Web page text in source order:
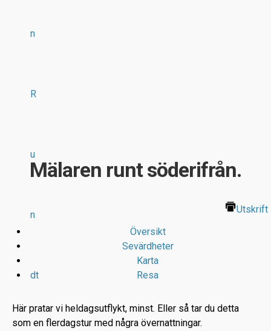
n
R
u
n
dt
Mälaren runt söderifrån.
Utskrift
Översikt
Sevärdheter
Karta
Resa
Här pratar vi heldagsutflykt, minst. Eller så tar du detta
som en flerdagstur med några övernattningar.